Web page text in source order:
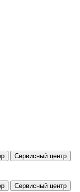
Сервисный центр
Сервисный центр